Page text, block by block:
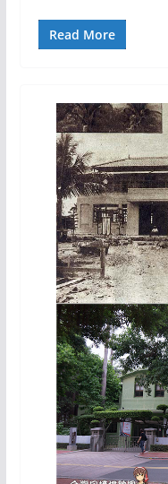
Read More